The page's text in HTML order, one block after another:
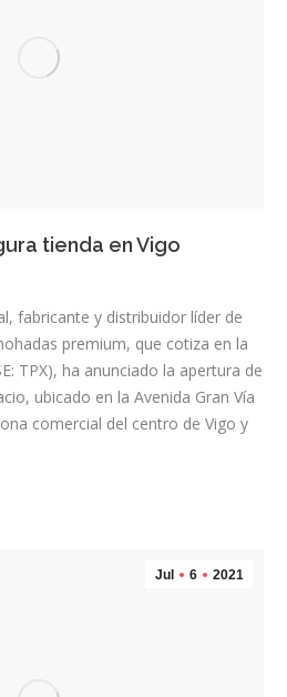
tienda en Vigo
fabricante y distribuidor líder de
premium, que cotiza en la
TPX), ha anunciado la apertura de
ubicado en la Avenida Gran Vía
comercial del centro de Vigo y
Jul 6 2021